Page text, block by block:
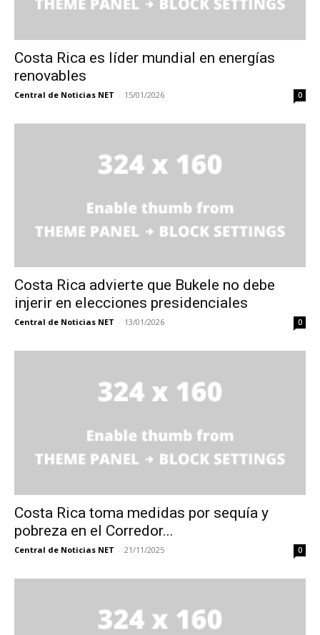
Costa Rica es líder mundial en energías
renovables
Central de Noticias NET - 15/01/2026 0
Costa Rica advierte que Bukele no debe
injerir en elecciones presidenciales
Central de Noticias NET - 13/01/2026 0
Costa Rica toma medidas por sequía y
pobreza en el Corredor...
Central de Noticias NET - 21/11/2025 0